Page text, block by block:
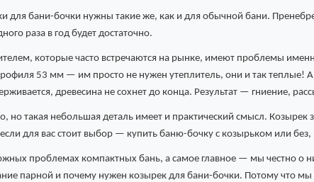
для бани-бочки нужны такие же, как и для обычной бани.
раза в год будет достаточно.
которые часто встречаются на рынке, имеют проблемы
53 мм — им просто не нужен утеплитель, они и так теплые!
древесина не сохнет до конца. Результат — гниение,
но такая небольшая деталь имеет и практический смысл.
для вас стоит выбор — купить баню-бочку с козырьком или
проблемах компактных бань, а самое главное — мы честно о
парной и почему нужен козырек для бани-бочки. Потому что